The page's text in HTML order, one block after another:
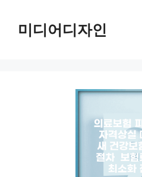
미디어디자인